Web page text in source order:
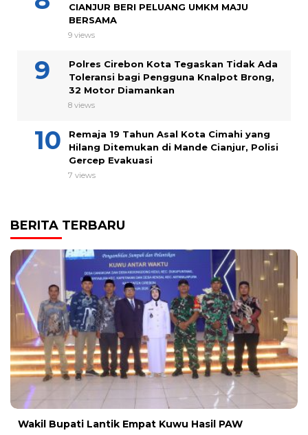
CIANJUR BERI PELUANG UMKM MAJU
BERSAMA
9 views
Polres Cirebon Kota Tegaskan Tidak Ada
Toleransi bagi Pengguna Knalpot Brong,
32 Motor Diamankan
8 views
Remaja 19 Tahun Asal Kota Cimahi yang
Hilang Ditemukan di Mande Cianjur, Polisi
Gercep Evakuasi
7 views
BERITA TERBARU
Wakil Bupati Lantik Empat Kuwu Hasil PAW